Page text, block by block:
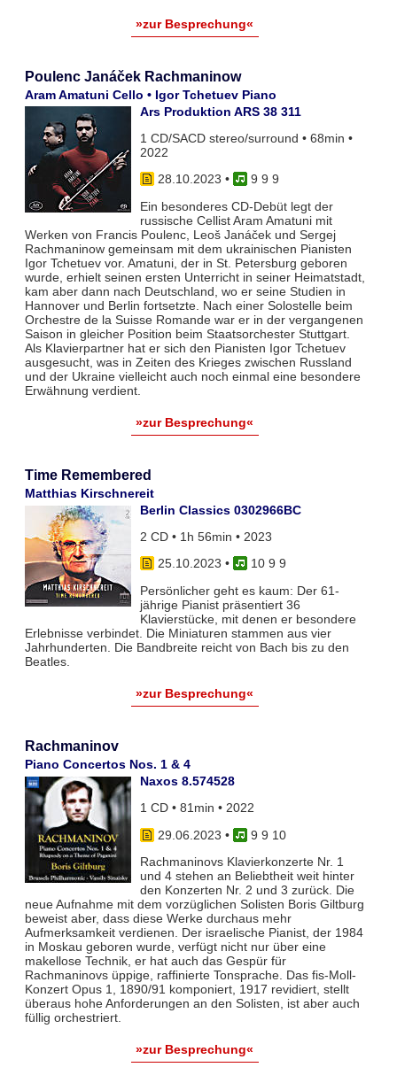
»zur Besprechung«
Poulenc Janáček Rachmaninow
Aram Amatuni Cello • Igor Tchetuev Piano
Ars Produktion ARS 38 311
1 CD/SACD stereo/surround • 68min •
2022
28.10.2023 •
9 9 9
Ein besonderes CD-Debüt legt der
russische Cellist Aram Amatuni mit
Werken von Francis Poulenc, Leoš Janáček und Sergej
Rachmaninow gemeinsam mit dem ukrainischen Pianisten
Igor Tchetuev vor. Amatuni, der in St. Petersburg geboren
wurde, erhielt seinen ersten Unterricht in seiner Heimatstadt,
kam aber dann nach Deutschland, wo er seine Studien in
Hannover und Berlin fortsetzte. Nach einer Solostelle beim
Orchestre de la Suisse Romande war er in der vergangenen
Saison in gleicher Position beim Staatsorchester Stuttgart.
Als Klavierpartner hat er sich den Pianisten Igor Tchetuev
ausgesucht, was in Zeiten des Krieges zwischen Russland
und der Ukraine vielleicht auch noch einmal eine besondere
Erwähnung verdient.
»zur Besprechung«
Time Remembered
Matthias Kirschnereit
Berlin Classics 0302966BC
2 CD • 1h 56min • 2023
25.10.2023 •
10 9 9
Persönlicher geht es kaum: Der 61-
jährige Pianist präsentiert 36
Klavierstücke, mit denen er besondere
Erlebnisse verbindet. Die Miniaturen stammen aus vier
Jahrhunderten. Die Bandbreite reicht von Bach bis zu den
Beatles.
»zur Besprechung«
Rachmaninov
Piano Concertos Nos. 1 & 4
Naxos 8.574528
1 CD • 81min • 2022
29.06.2023 •
9 9 10
Rachmaninovs Klavierkonzerte Nr. 1
und 4 stehen an Beliebtheit weit hinter
den Konzerten Nr. 2 und 3 zurück. Die
neue Aufnahme mit dem vorzüglichen Solisten Boris Giltburg
beweist aber, dass diese Werke durchaus mehr
Aufmerksamkeit verdienen. Der israelische Pianist, der 1984
in Moskau geboren wurde, verfügt nicht nur über eine
makellose Technik, er hat auch das Gespür für
Rachmaninovs üppige, raffinierte Tonsprache. Das fis-Moll-
Konzert Opus 1, 1890/91 komponiert, 1917 revidiert, stellt
überaus hohe Anforderungen an den Solisten, ist aber auch
füllig orchestriert.
»zur Besprechung«